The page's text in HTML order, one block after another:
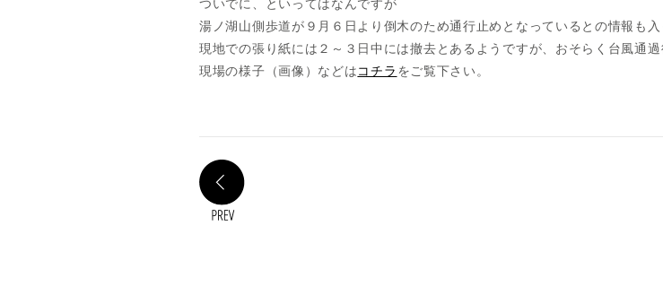
ついでに、といってはなんですが
湯ノ湖山側歩道が９月６日より倒木のため通行止めとなっているとの情報も入
現地での張り紙には２～３日中には撤去とあるようですが、おそらく台風通過
現場の様子（画像）などはコチラ をご覧下さい。